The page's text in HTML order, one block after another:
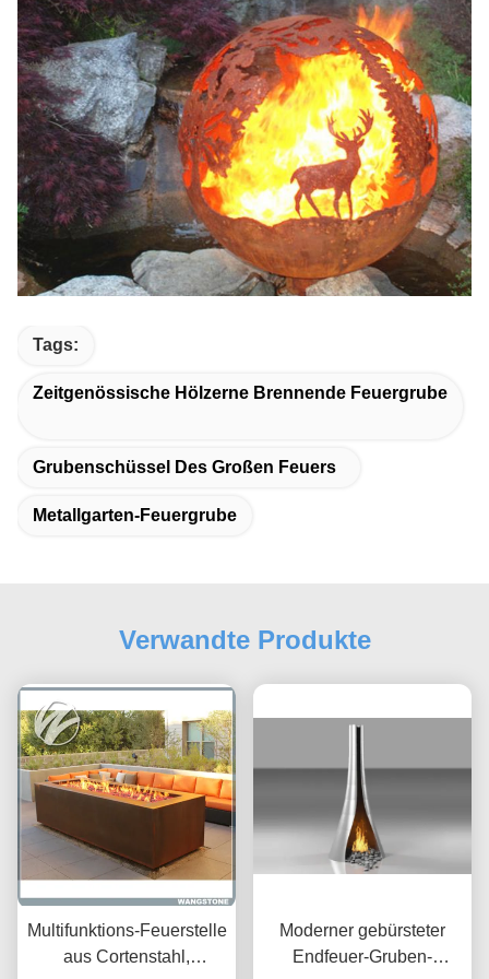
Tags:
Zeitgenössische Hölzerne Brennende Feuergrube
Grubenschüssel Des Großen Feuers
Metallgarten-Feuergrube
Verwandte Produkte
Multifunktions-Feuerstelle
aus Cortenstahl,
Moderner gebürsteter
Endfeuer-Gruben-